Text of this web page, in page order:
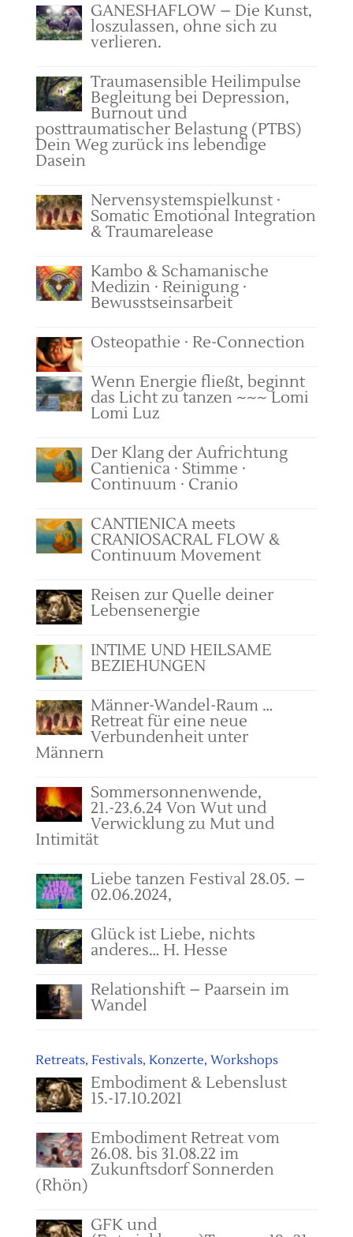
GANESHAFLOW – Die Kunst,
loszulassen, ohne sich zu
verlieren.
Traumasensible Heilimpulse
Begleitung bei Depression,
Burnout und
posttraumatischer Belastung (PTBS)
Dein Weg zurück ins lebendige
Dasein
Nervensystemspielkunst ·
Somatic Emotional Integration
& Traumarelease
Kambo & Schamanische
Medizin · Reinigung ·
Bewusstseinsarbeit
Osteopathie · Re-Connection
Wenn Energie fließt, beginnt
das Licht zu tanzen ~~~ Lomi
Lomi Luz
Der Klang der Aufrichtung
Cantienica · Stimme ·
Continuum · Cranio
CANTIENICA meets
CRANIOSACRAL FLOW &
Continuum Movement
Reisen zur Quelle deiner
Lebensenergie
INTIME UND HEILSAME
BEZIEHUNGEN
Männer-Wandel-Raum …
Retreat für eine neue
Verbundenheit unter
Männern
Sommersonnenwende,
21.-23.6.24 Von Wut und
Verwicklung zu Mut und
Intimität
Liebe tanzen Festival 28.05. –
02.06.2024,
Glück ist Liebe, nichts
anderes… H. Hesse
Relationshift – Paarsein im
Wandel
Retreats, Festivals, Konzerte, Workshops
Embodiment & Lebenslust
15.-17.10.2021
Embodiment Retreat vom
26.08. bis 31.08.22 im
Zukunftsdorf Sonnerden
(Rhön)
GFK und